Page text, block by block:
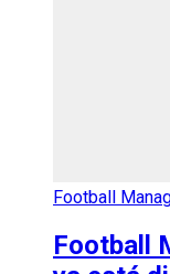
Football
Football